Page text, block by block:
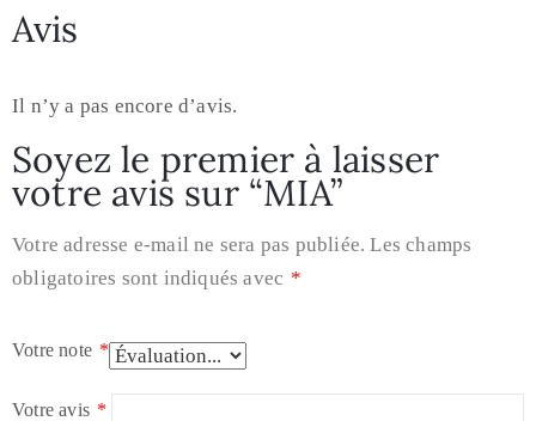
Avis
Il n’y a pas encore d’avis.
Soyez le premier à laisser
votre avis sur “MIA”
Votre adresse e-mail ne sera pas publiée. Les champs
obligatoires sont indiqués avec *
Votre note *
Votre avis *